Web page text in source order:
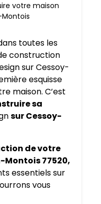
votre maison
toutes les
construction
sur Cessoy-
esquisse
maison. C’est
sa
sur Cessoy-
de votre
Montois 77520,
essentiels sur
vous